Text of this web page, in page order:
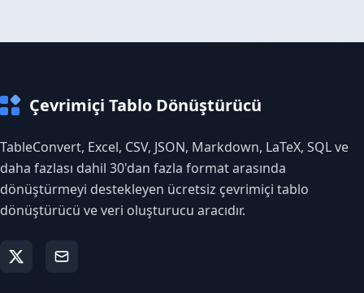
Çevrimiçi Tablo Dönüştürücü
TableConvert, Excel, CSV, JSON, Markdown, LaTeX, SQL ve
daha fazlası dahil 30'dan fazla format arasında
dönüştürmeyi destekleyen ücretsiz çevrimiçi tablo
dönüştürücü ve veri oluşturucu aracıdır.